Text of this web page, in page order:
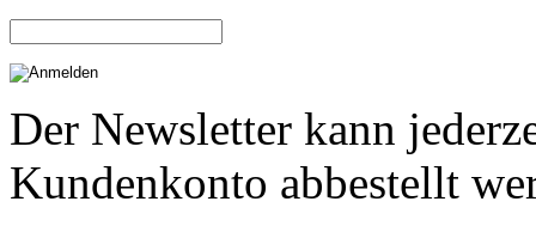
Der Newsletter kann
Kundenkonto abbestellt